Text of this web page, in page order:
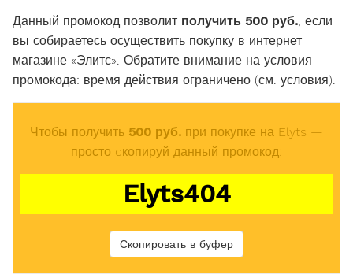
Данный промокод позволит получить 500 руб. , если
вы собираетесь осуществить покупку в интернет
магазине «Элитс». Обратите внимание на условия
промокода: время действия ограничено (см. условия).
Чтобы получить 500 руб. при покупке на Elyts —
просто cкопируй данный промокод:
Elyts404
Скопировать в буфер